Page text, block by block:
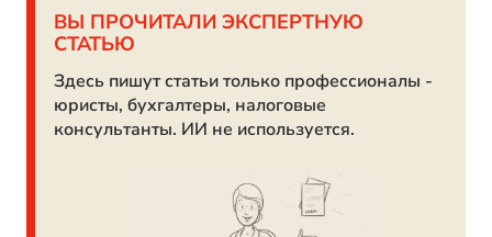
ВЫ ПРОЧИТАЛИ ЭКСПЕРТНУЮ
СТАТЬЮ
Здесь пишут статьи только профессионалы -
юристы, бухгалтеры, налоговые
консультанты. ИИ не используется.